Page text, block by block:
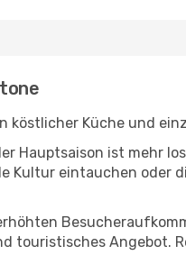
köstlicher Küche und
Hauptsaison ist mehr
Kultur eintauchen
touristisches Angebot.